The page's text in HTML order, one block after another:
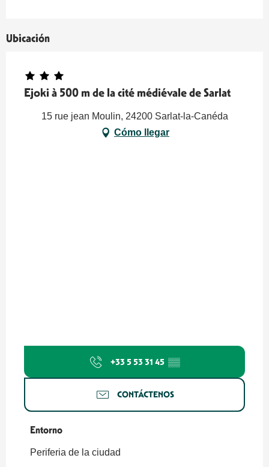
Ubicación
Ejoki à 500 m de la cité médiévale de Sarlat
15 rue jean Moulin, 24200 Sarlat-la-Canéda
Cómo llegar
+33 5 53 31 45 ▒▒
CONTÁCTENOS
Entorno
Entorno
Periferia de la ciudad